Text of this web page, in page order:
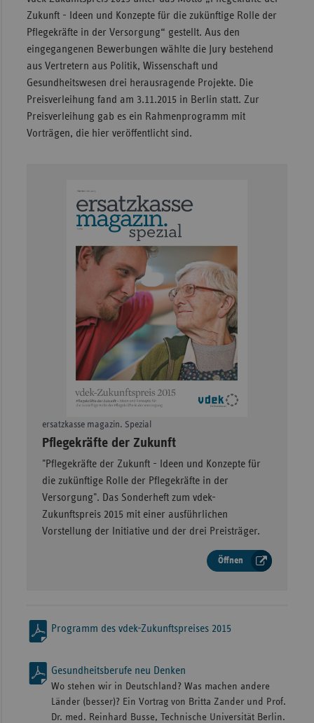
Zukunft - Ideen und Konzepte für die zukünftige Rolle der
Pflegekräfte in der Versorgung“ gestellt. Aus den
eingegangenen Bewerbungen wählte die Jury bestehend
aus Vertretern aus Politik, Wissenschaft und
Gesundheitswesen drei herausragende Projekte. Die
Preisverleihung fand am 3.11.2015 in Berlin statt. Zur
Preisverleihung gab es ein Rahmenprogramm mit
Vorträgen, die hier veröffentlicht sind.
ersatzkasse magazin. Spezial
–
Pflegekräfte der Zukunft
"Pflegekräfte der Zukunft - Ideen und Konzepte für
die zukünftige Rolle der Pflegekräfte in der
Versorgung". Das Sonderheft zum vdek-
Zukunftspreis 2015 mit einer ausführlichen
Vorstellung der Initiative und der drei Preisträger.
Öffnen
Programm des vdek-Zukunftspreises 2015
Gesundheitsberufe neu Denken
Wo stehen wir in Deutschland? Was machen andere
Länder (besser)? Ein Vortrag von Britta Zander und Prof.
Dr. med. Reinhard Busse, Technische Universität Berlin.